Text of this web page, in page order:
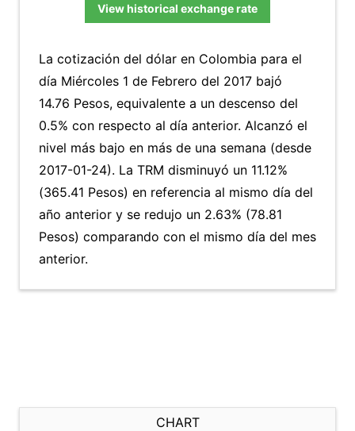
View historical exchange rate
La cotización del dólar en Colombia para el
día Miércoles 1 de Febrero del 2017 bajó
14.76 Pesos, equivalente a un descenso del
0.5% con respecto al día anterior. Alcanzó el
nivel más bajo en más de una semana (desde
2017-01-24). La TRM disminuyó un 11.12%
(365.41 Pesos) en referencia al mismo día del
año anterior y se redujo un 2.63% (78.81
Pesos) comparando con el mismo día del mes
anterior.
CHART